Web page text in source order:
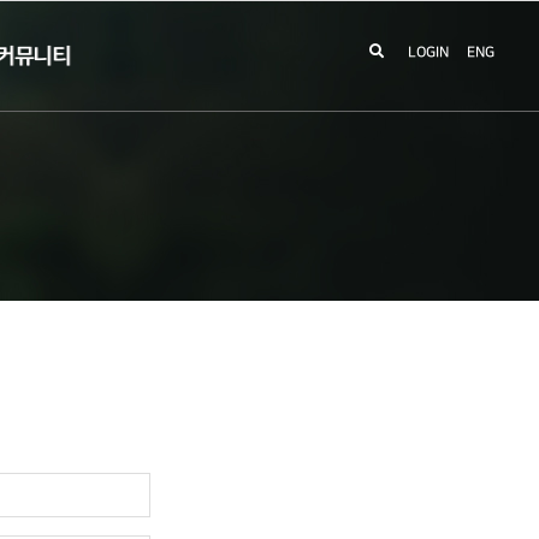
뮤니티 LOGIN ENG